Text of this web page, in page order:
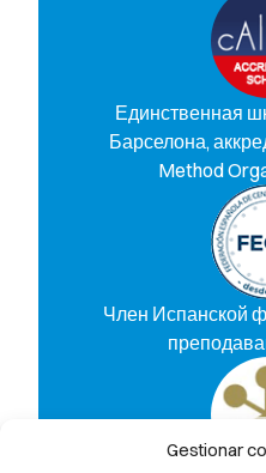
Gestionar
Единственная
Барселона,
Method
Член Испанской